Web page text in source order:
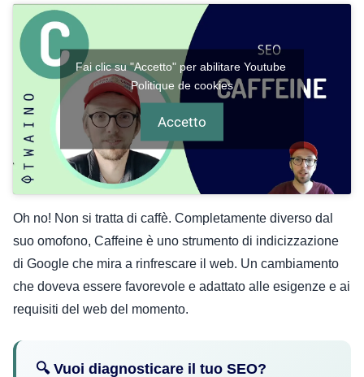
Fai clic su "Accetto" per abilitare Youtube
Politique de cookies
Accetto
Oh no! Non si tratta di caffè. Completamente diverso dal
suo omofono, Caffeine è uno strumento di indicizzazione
di Google che mira a rinfrescare il web. Un cambiamento
che doveva essere favorevole e adattato alle esigenze e ai
requisiti del web del momento.
🔍 Vuoi diagnosticare il tuo SEO?